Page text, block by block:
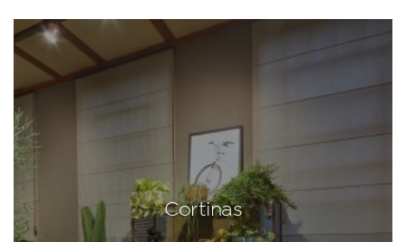
Cortinas